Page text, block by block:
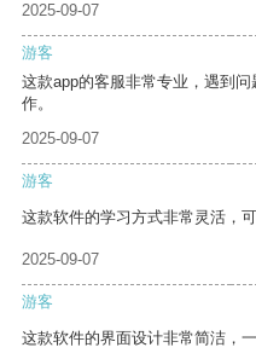
2025-09-07
游客
这款app的客服非常专业，遇到
作。
2025-09-07
游客
这款软件的学习方式非常灵活，
2025-09-07
游客
这款软件的界面设计非常简洁，一